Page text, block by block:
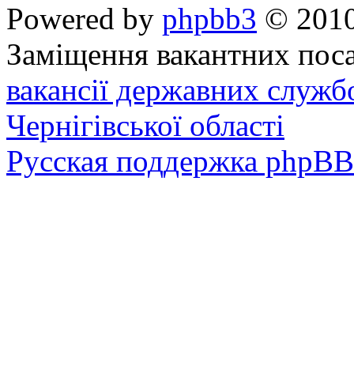
Powered by phpbb3 ©
Заміщення вакантних
вакансії державних
Чернігівської області
Русская поддержка phpBB